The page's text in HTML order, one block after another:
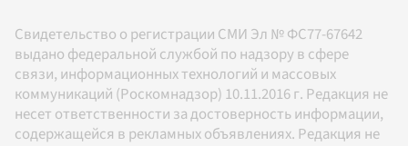
Свидетельство о регистрации СМИ Эл № ФС77-67642
выдано федеральной службой по надзору в сфере
связи, информационных технологий и массовых
коммуникаций (Роскомнадзор) 10.11.2016 г. Редакция не
несет ответственности за достоверность информации,
содержащейся в рекламных объявлениях. Редакция не